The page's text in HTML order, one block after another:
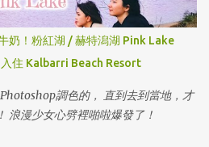
奶！粉紅湖 / 赫特潟湖 Pink Lake
住 Kalbarri Beach Resort
調色的， 直到去到當地，才
浪漫少女心劈裡啪啦爆發了！